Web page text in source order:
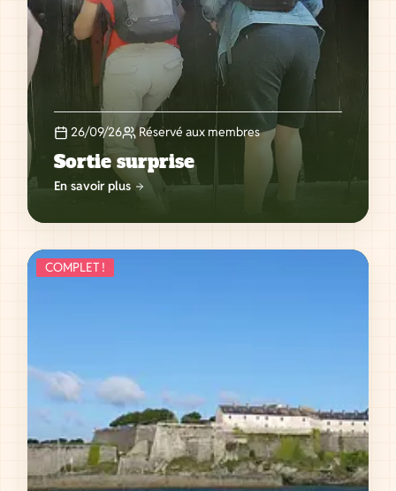
26/09/26 Réservé aux membres
Sortie surprise
En savoir plus
COMPLET !